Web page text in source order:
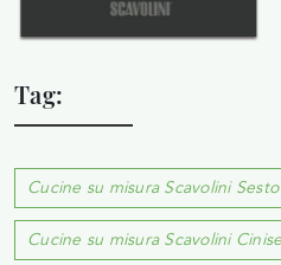
Tag:
Cucine su misura Scavolini
Cucine su misura Scavolini